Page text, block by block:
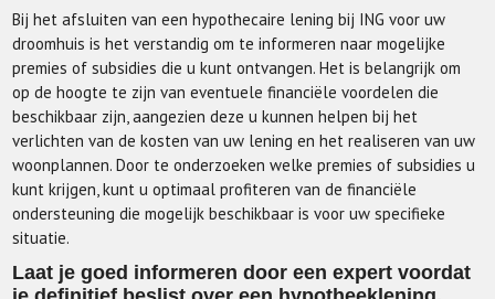
Bij het afsluiten van een hypothecaire lening bij ING voor uw
droomhuis is het verstandig om te informeren naar mogelijke
premies of subsidies die u kunt ontvangen. Het is belangrijk om
op de hoogte te zijn van eventuele financiële voordelen die
beschikbaar zijn, aangezien deze u kunnen helpen bij het
verlichten van de kosten van uw lening en het realiseren van uw
woonplannen. Door te onderzoeken welke premies of subsidies u
kunt krijgen, kunt u optimaal profiteren van de financiële
ondersteuning die mogelijk beschikbaar is voor uw specifieke
situatie.
Laat je goed informeren door een expert voordat